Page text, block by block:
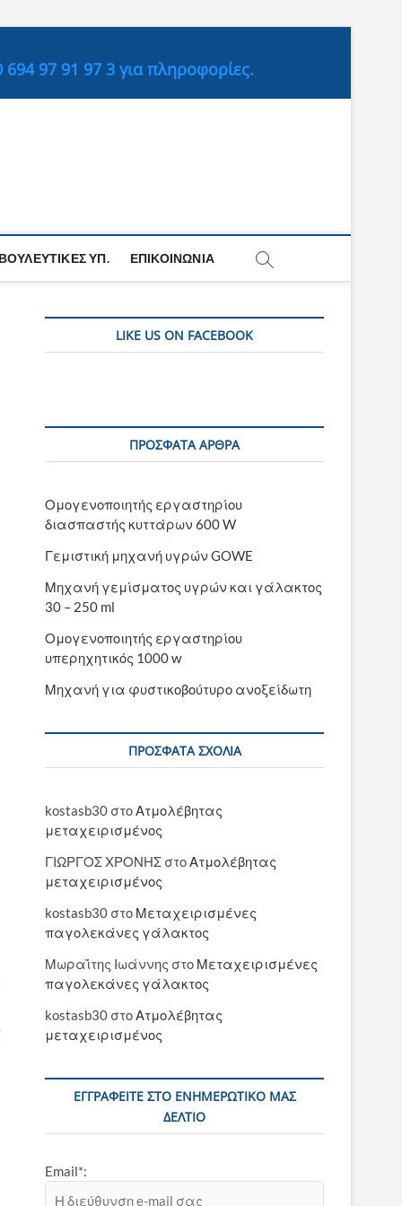
97 91 97 3 για πληροφορίες.
ΥΠ. ΕΠΙΚΟΙΝΩΝΊΑ
LIKE US ON FACEBOOK
ΠΡΌΣΦΑΤΑ ΆΡΘΡΑ
Ομογενοποιητής εργαστηρίου
διασπαστής κυττάρων 600 W
Γεμιστική μηχανή υγρών GOWE
Μηχανή γεμίσματος υγρών και γάλακτος
30 – 250 ml
Ομογενοποιητής εργαστηρίου
υπερηχητικός 1000 w
Μηχανή για φυστικοβούτυρο ανοξείδωτη
ΠΡΌΣΦΑΤΑ ΣΧΌΛΙΑ
kostasb30 στοΑτμολέβητας
μεταχειρισμένος
ΓΙΩΡΓΟΣ ΧΡΟΝΗΣ στοΑτμολέβητας
μεταχειρισμένος
kostasb30 στο Μεταχειρισμένες
παγολεκάνες γάλακτος
Μωραΐτης Ιωάννης στο Μεταχειρισμένες
παγολεκάνες γάλακτος
kostasb30 στοΑτμολέβητας
μεταχειρισμένος
ΕΓΓΡΑΦΕΊΤΕ ΣΤΟ ΕΝΗΜΕΡΩΤΙΚΌ ΜΑΣ
ΔΕΛΤΊΟ
Email*: